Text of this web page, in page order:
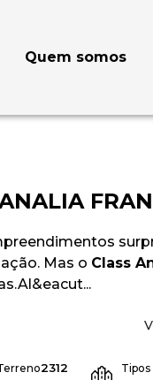
Quem somos
Mas o Class
2312
Tipos